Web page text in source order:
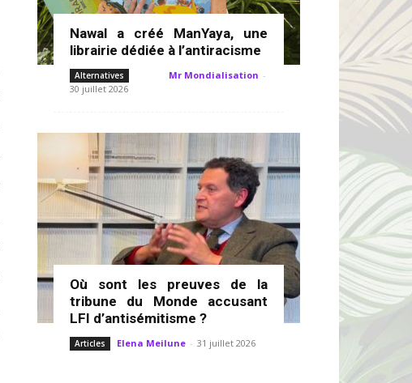
Nawal a créé ManYaya, une
librairie dédiée à l’antiracisme
Alternatives Mr Mondialisation -
30 juillet 2026
Où sont les preuves de la
tribune du Monde accusant
LFI d’antisémitisme ?
Articles Elena Meilune - 31 juillet 2026